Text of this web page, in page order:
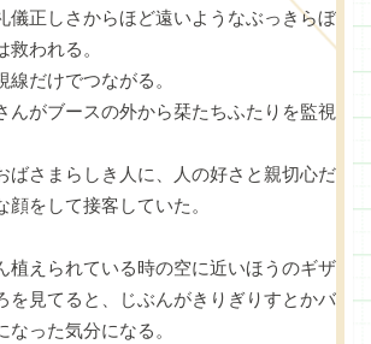
正しさからほど遠いようなぶっきらぼ
われる。
だけでつながる。
がブースの外から栞たちふたりを監視
さまらしき人に、人の好さと親切心だ
をして接客していた。
えられている時の空に近いほうのギザ
を見てると、じぶんがきりぎりすとかバ
った気分になる。